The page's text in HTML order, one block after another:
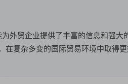
外贸企业提供了丰富的信息和强
复杂多变的国际贸易环境中取得更